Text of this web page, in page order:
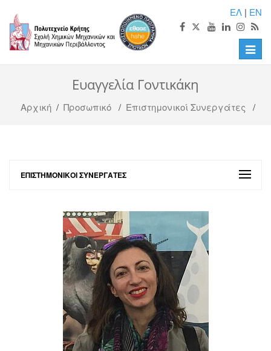
ΕΛ | EN
Toggle
Ευαγγελία Γοντικάκη
Αρχική/ Προσωπικό/ Επιστημονικοί Συνεργάτες /
ΕΠΙΣΤΗΜΟΝΙΚΟΊ ΣΥΝΕΡΓΆΤΕΣ